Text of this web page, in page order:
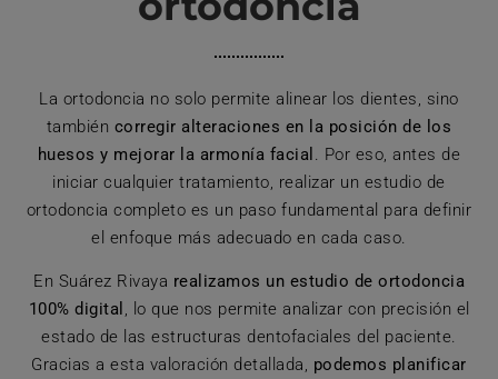
La ortodoncia no solo permite alinear los dientes, sino
también corregir alteraciones en la posición de los
huesos y mejorar la armonía facial . Por eso, antes de
iniciar cualquier tratamiento, realizar un estudio de
ortodoncia completo es un paso fundamental para definir
el enfoque más adecuado en cada caso.
En Suárez Rivaya realizamos un estudio de ortodoncia
100% digital , lo que nos permite analizar con precisión el
estado de las estructuras dentofaciales del paciente.
Gracias a esta valoración detallada, podemos planificar